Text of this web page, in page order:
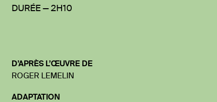
DURÉE — 2H10
D’APRÈS L’ŒUVRE DE
ROGER LEMELIN
ADAPTATION